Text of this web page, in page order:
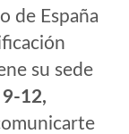
de España
su sede
9-12,